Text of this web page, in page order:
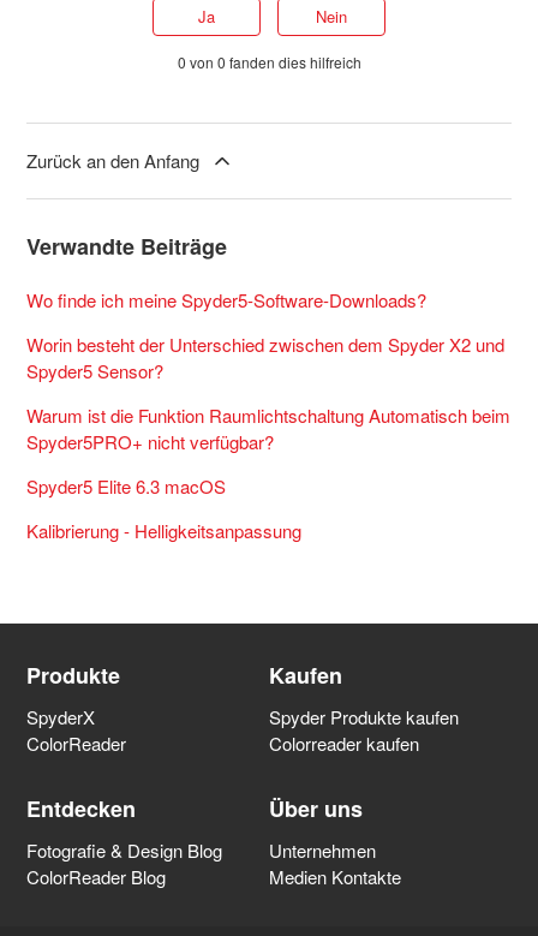
Ja Nein
0 von 0 fanden dies hilfreich
Zurück an den Anfang
Verwandte Beiträge
Wo finde ich meine Spyder5-Software-Downloads?
Worin besteht der Unterschied zwischen dem Spyder X2 und
Spyder5 Sensor?
Warum ist die Funktion Raumlichtschaltung Automatisch beim
Spyder5PRO+ nicht verfügbar?
Spyder5 Elite 6.3 macOS
Kalibrierung - Helligkeitsanpassung
Produkte
SpyderX
ColorReader
Kaufen
Spyder Produkte kaufen
Colorreader kaufen
Entdecken
Fotografie & Design Blog
ColorReader Blog
Über uns
Unternehmen
Medien Kontakte